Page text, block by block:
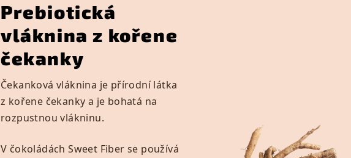
Prebiotická
vláknina z kořene
čekanky
Čekanková vláknina je přírodní látka
z kořene čekanky a je bohatá na
rozpustnou vlákninu.
V čokoládách Sweet Fiber se používá